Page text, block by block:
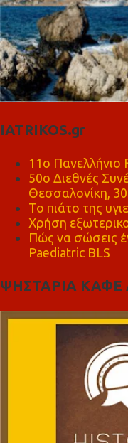
IATRIKOS.gr
11ο Πανελλήνιο
50ο Διεθνές
Θεσσαλονίκη,
Το πιάτο της
Χρήση
Πώς να σώσεις
Paediatric BLS
ΨΗΣΤΑΡΙΑ ΚΑΦΕ